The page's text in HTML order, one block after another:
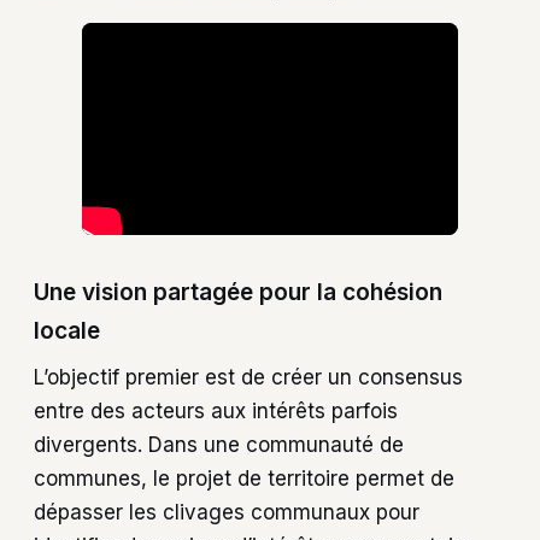
Une vision partagée pour la cohésion
locale
L’objectif premier est de créer un consensus
entre des acteurs aux intérêts parfois
divergents. Dans une communauté de
communes, le projet de territoire permet de
dépasser les clivages communaux pour